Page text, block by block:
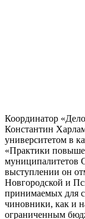
Координатор
Константин
университетом в
«Практики
муниципалитетов
выступлении он
Новгородской и
принимаемых для
чиновники, как и
ограниченным